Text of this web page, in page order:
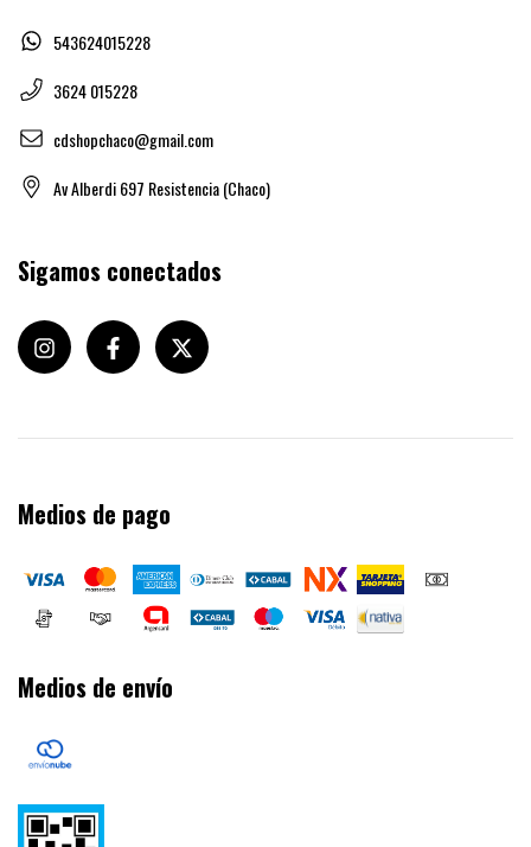
543624015228
3624 015228
cdshopchaco@gmail.com
Av Alberdi 697 Resistencia (Chaco)
Sigamos conectados
Medios de pago
Medios de envío